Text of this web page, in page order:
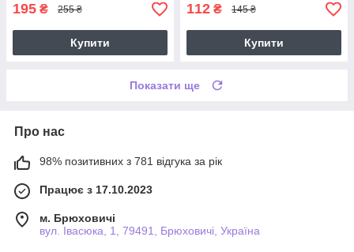
195 ₴ 255 ₴
Купити
112 ₴ 145 ₴
Купити
Показати ще
Про нас
98% позитивних з 781 відгука за рік
Працює з 17.10.2023
м. Брюховичі
вул. Івасюка, 1, 79491, Брюховичі, Україна